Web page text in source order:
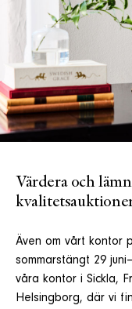
Värdera och
Även om vårt kontor
sommarstängt 29
våra kontor i Sickla,
Helsingborg, där vi